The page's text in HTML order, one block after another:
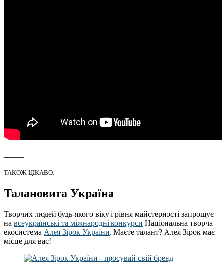
ТАКОЖ ЦІКАВО:
Талановита Україна
Творчих людей будь-якого віку і рівня майстерності запрошує
на всеукраїнські та міжнародні конкурси Національна творча
екосистема Алея Зірок України. Маєте талант? Алея Зірок має
місце для вас!